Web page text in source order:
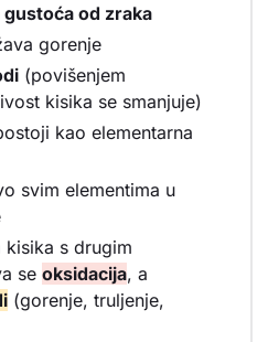
od zraka
gorenje
(povišenjem
kisika se smanjuje)
kao elementarna
svim elementima u
kisika s drugim
se oksidacija, a
(gorenje, truljenje,